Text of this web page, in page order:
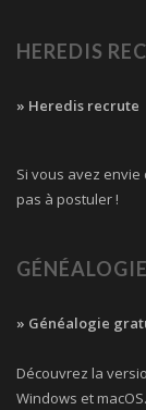
HEREDIS
» Heredis recrute
Si vous avez
pas à postuler !
» Généalogie
Découvrez la
Windows et macOS.